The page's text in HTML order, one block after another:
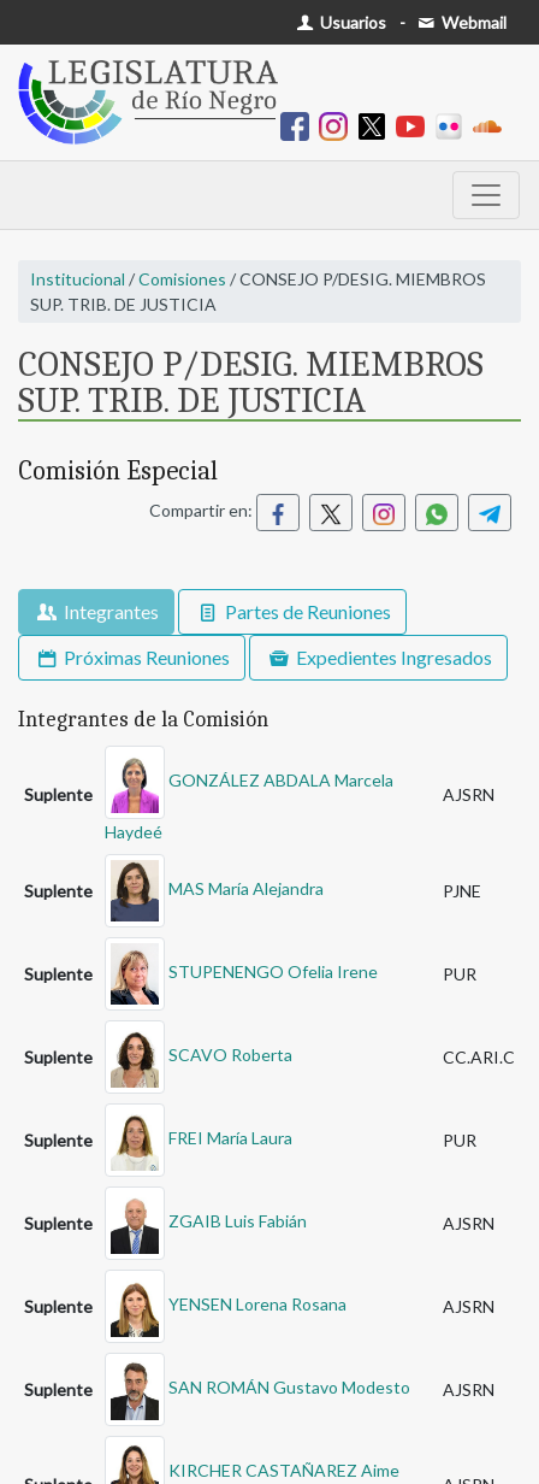
Usuarios - Webmail
Institucional /Comisiones / CONSEJO P/DESIG. MIEMBROS
SUP. TRIB. DE JUSTICIA
CONSEJO P/DESIG. MIEMBROS
SUP. TRIB. DE JUSTICIA
Comisión Especial
Compartir en:
Integrantes
Partes de Reuniones
Próximas Reuniones
Expedientes Ingresados
Integrantes de la Comisión
Suplente
GONZÁLEZ ABDALA Marcela
Haydeé
AJSRN
Suplente MAS María Alejandra PJNE
Suplente STUPENENGO Ofelia Irene PUR
Suplente SCAVO Roberta CC.ARI.C
Suplente FREI María Laura PUR
Suplente ZGAIB Luis Fabián AJSRN
Suplente YENSEN Lorena Rosana AJSRN
Suplente SAN ROMÁN Gustavo Modesto AJSRN
KIRCHER CASTAÑAREZ Aime